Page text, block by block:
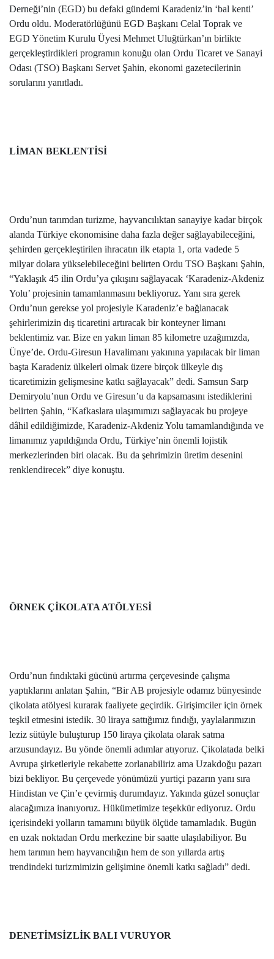
Derneği’nin (EGD) bu defaki gündemi Karadeniz’in ‘bal kenti’
Ordu oldu. Moderatörlüğünü EGD Başkanı Celal Toprak ve
EGD Yönetim Kurulu Üyesi Mehmet Uluğtürkan’ın birlikte
gerçekleştirdikleri programın konuğu olan Ordu Ticaret ve Sanayi
Odası (TSO) Başkanı Servet Şahin, ekonomi gazetecilerinin
sorularını yanıtladı.
LİMAN BEKLENTİSİ
Ordu’nun tarımdan turizme, hayvancılıktan sanayiye kadar birçok
alanda Türkiye ekonomisine daha fazla değer sağlayabileceğini,
şehirden gerçekleştirilen ihracatın ilk etapta 1, orta vadede 5
milyar dolara yükselebileceğini belirten Ordu TSO Başkanı Şahin,
“Yaklaşık 45 ilin Ordu’ya çıkışını sağlayacak ‘Karadeniz-Akdeniz
Yolu’ projesinin tamamlanmasını bekliyoruz. Yanı sıra gerek
Ordu’nun gerekse yol projesiyle Karadeniz’e bağlanacak
şehirlerimizin dış ticaretini artıracak bir konteyner limanı
beklentimiz var. Bize en yakın liman 85 kilometre uzağımızda,
Ünye’de. Ordu-Giresun Havalimanı yakınına yapılacak bir liman
başta Karadeniz ülkeleri olmak üzere birçok ülkeyle dış
ticaretimizin gelişmesine katkı sağlayacak” dedi. Samsun Sarp
Demiryolu’nun Ordu ve Giresun’u da kapsamasını istediklerini
belirten Şahin, “Kafkaslara ulaşımımızı sağlayacak bu projeye
dâhil edildiğimizde, Karadeniz-Akdeniz Yolu tamamlandığında ve
limanımız yapıldığında Ordu, Türkiye’nin önemli lojistik
merkezlerinden biri olacak. Bu da şehrimizin üretim desenini
renklendirecek” diye konuştu.
ÖRNEK ÇİKOLATA ATÖLYESİ
Ordu’nun fındıktaki gücünü artırma çerçevesinde çalışma
yaptıklarını anlatan Şahin, “Bir AB projesiyle odamız bünyesinde
çikolata atölyesi kurarak faaliyete geçirdik. Girişimciler için örnek
teşkil etmesini istedik. 30 liraya sattığımız fındığı, yaylalarımızın
leziz sütüyle buluşturup 150 liraya çikolata olarak satma
arzusundayız. Bu yönde önemli adımlar atıyoruz. Çikolatada belki
Avrupa şirketleriyle rekabette zorlanabiliriz ama Uzakdoğu pazarı
bizi bekliyor. Bu çerçevede yönümüzü yurtiçi pazarın yanı sıra
Hindistan ve Çin’e çevirmiş durumdayız. Yakında güzel sonuçlar
alacağımıza inanıyoruz. Hükümetimize teşekkür ediyoruz. Ordu
içerisindeki yolların tamamını büyük ölçüde tamamladık. Bugün
en uzak noktadan Ordu merkezine bir saatte ulaşılabiliyor. Bu
hem tarımın hem hayvancılığın hem de son yıllarda artış
trendindeki turizmimizin gelişimine önemli katkı sağladı” dedi.
DENETİMSİZLİK BALI VURUYOR